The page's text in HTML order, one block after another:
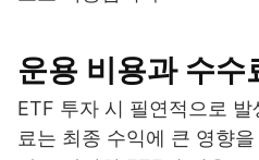
운용 비용과 수수
ETF 투자 시 필연적으로
료는 최종 수익에 큰 영향